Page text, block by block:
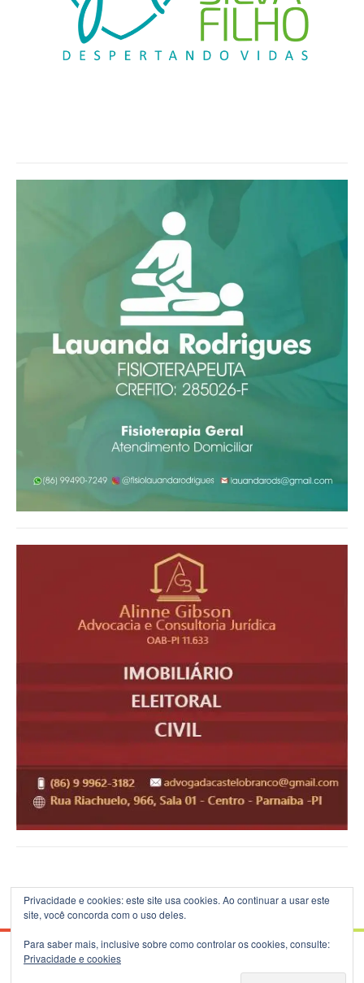
FameThemes.
Privacidade e cookies: este site usa cookies. Ao continuar a usar este
site, você concorda com o uso deles.
Para saber mais, inclusive sobre como controlar os cookies, consulte:
Privacidade e cookies